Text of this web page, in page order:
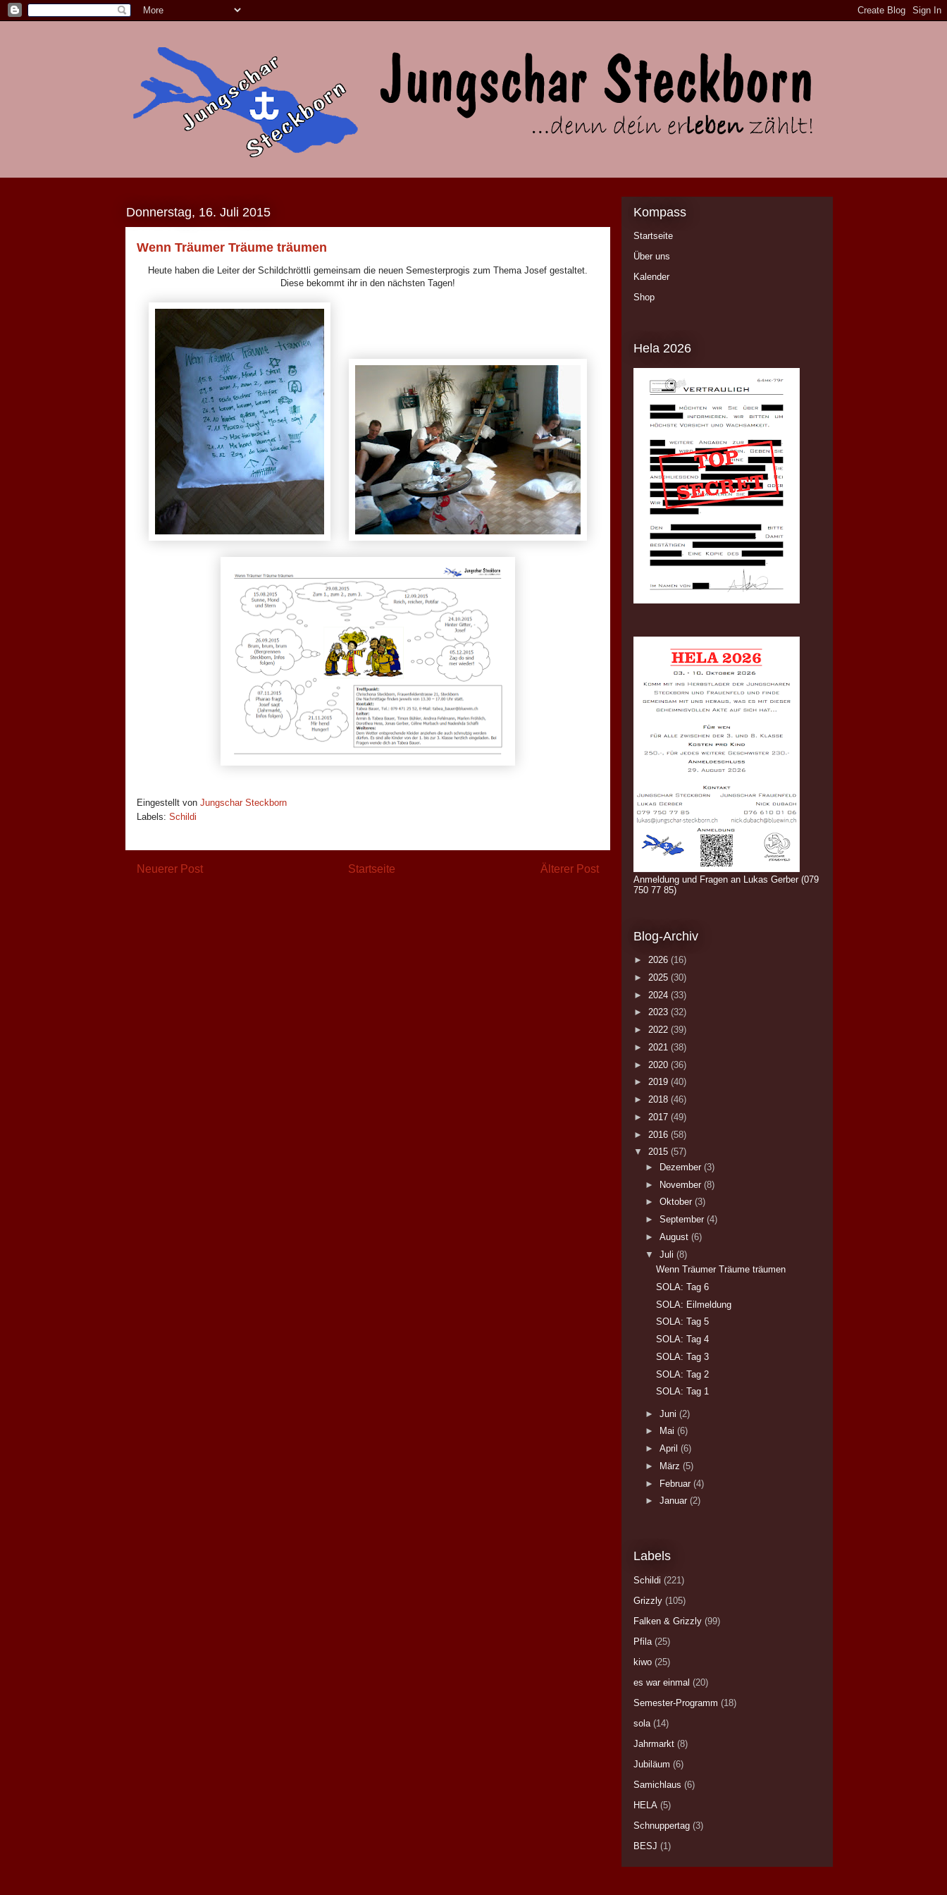
Donnerstag, 16. Juli 2015
Wenn Träumer Träume träumen
Heute haben die Leiter der Schildchröttli gemeinsam die neuen Semesterprogis zum Thema Josef gestaltet.
Diese bekommt ihr in den nächsten Tagen!
Eingestellt von Jungschar Steckborn
Labels: Schildi
Neuerer Post Älterer Post
Startseite
Kompass
Startseite
Über uns
Kalender
Shop
Hela 2026
Anmeldung und Fragen an Lukas Gerber (079
750 77 85)
Blog-Archiv
► 2026 (16)
► 2025 (30)
► 2024 (33)
► 2023 (32)
► 2022 (39)
► 2021 (38)
► 2020 (36)
► 2019 (40)
► 2018 (46)
► 2017 (49)
► 2016 (58)
▼ 2015 (57)
►
Dezember (3)
► November (8)
► Oktober (3)
► September (4)
► August (6)
▼ Juli (8)
Wenn Träumer Träume träumen
SOLA: Tag 6
SOLA: Eilmeldung
SOLA: Tag 5
SOLA: Tag 4
SOLA: Tag 3
SOLA: Tag 2
SOLA: Tag 1
► Juni (2)
►
Mai (6)
► April (6)
►
März (5)
► Februar (4)
► Januar (2)
Labels
Schildi (221)
Grizzly (105)
Falken & Grizzly (99)
Pfila (25)
kiwo (25)
es war einmal (20)
Semester-Programm (18)
sola (14)
Jahrmarkt (8)
Jubiläum (6)
Samichlaus (6)
HELA (5)
Schnuppertag (3)
BESJ (1)